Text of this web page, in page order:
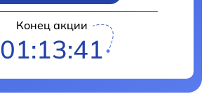
Конец акции
01:13:40